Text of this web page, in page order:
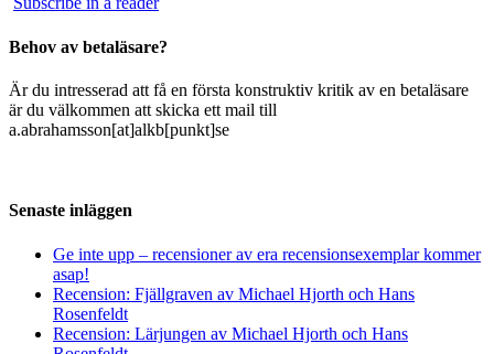
Behov av betaläsare?
Är du intresserad att få en första konstruktiv kritik av en betaläsare
är du välkommen att skicka ett mail till
a.abrahamsson[at]alkb[punkt]se
Senaste inläggen
Ge inte upp – recensioner av era recensionsexemplar kommer
asap!
Recension: Fjällgraven av Michael Hjorth och Hans
Rosenfeldt
Recension: Lärjungen av Michael Hjorth och Hans